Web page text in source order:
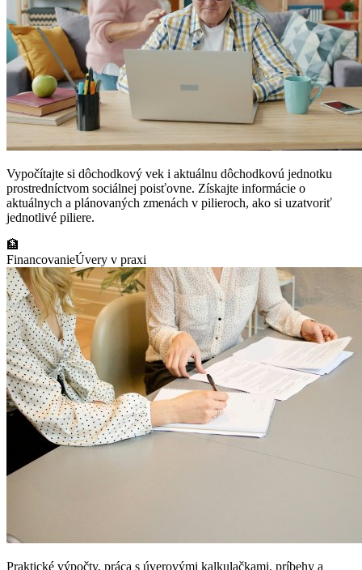
Vypočítajte si dôchodkový vek i aktuálnu dôchodkovú jednotku
prostredníctvom sociálnej poisťovne. Získajte informácie o
aktuálnych a plánovaných zmenách v pilieroch, ako si uzatvoriť
jednotlivé piliere.
🏦
FinancovanieÚvery v praxi
Praktické výpočty, práca s úverovými kalkulačkami, príbehy a